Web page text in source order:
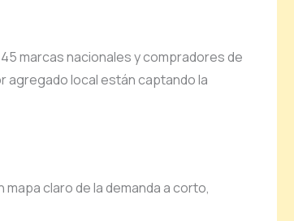
marcas nacionales y compradores de
agregado local están captando la
claro de la demanda a corto,